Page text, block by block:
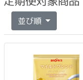
並び順